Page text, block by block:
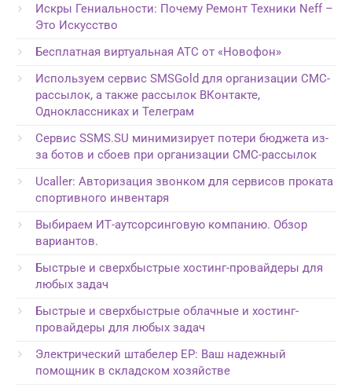
Искры Гениальности: Почему Ремонт Техники Neff –
Это Искусство
Бесплатная виртуальная АТС от «Новофон»
Используем сервис SMSGold для организации СМС-
рассылок, а также рассылок ВКонтакте,
Одноклассниках и Телеграм
Сервис SSMS.SU минимизирует потери бюджета из-
за ботов и сбоев при организации СМС-рассылок
Ucaller: Авторизация звонком для сервисов проката
спортивного инвентаря
Выбираем ИТ-аутсорсинговую компанию. Обзор
вариантов.
Быстрые и сверхбыстрые хостинг-провайдеры для
любых задач
Быстрые и сверхбыстрые облачные и хостинг-
провайдеры для любых задач
Электрический штабелер EP: Ваш надежный
помощник в складском хозяйстве